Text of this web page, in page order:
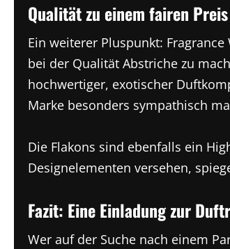
Qualität zu einem fairen Preis
Ein weiterer Pluspunkt:
bei der Qualität Abstriche zu
hochwertiger, exotischer
Marke besonders sympathisch
Die Flakons sind ebenfalls ein
Designelementen versehen,
Fazit: Eine Einladung zur
Wer auf der Suche nach einem